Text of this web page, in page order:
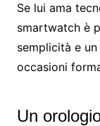
Se lui ama
smartwatch è
semplicità e
occasioni
Un